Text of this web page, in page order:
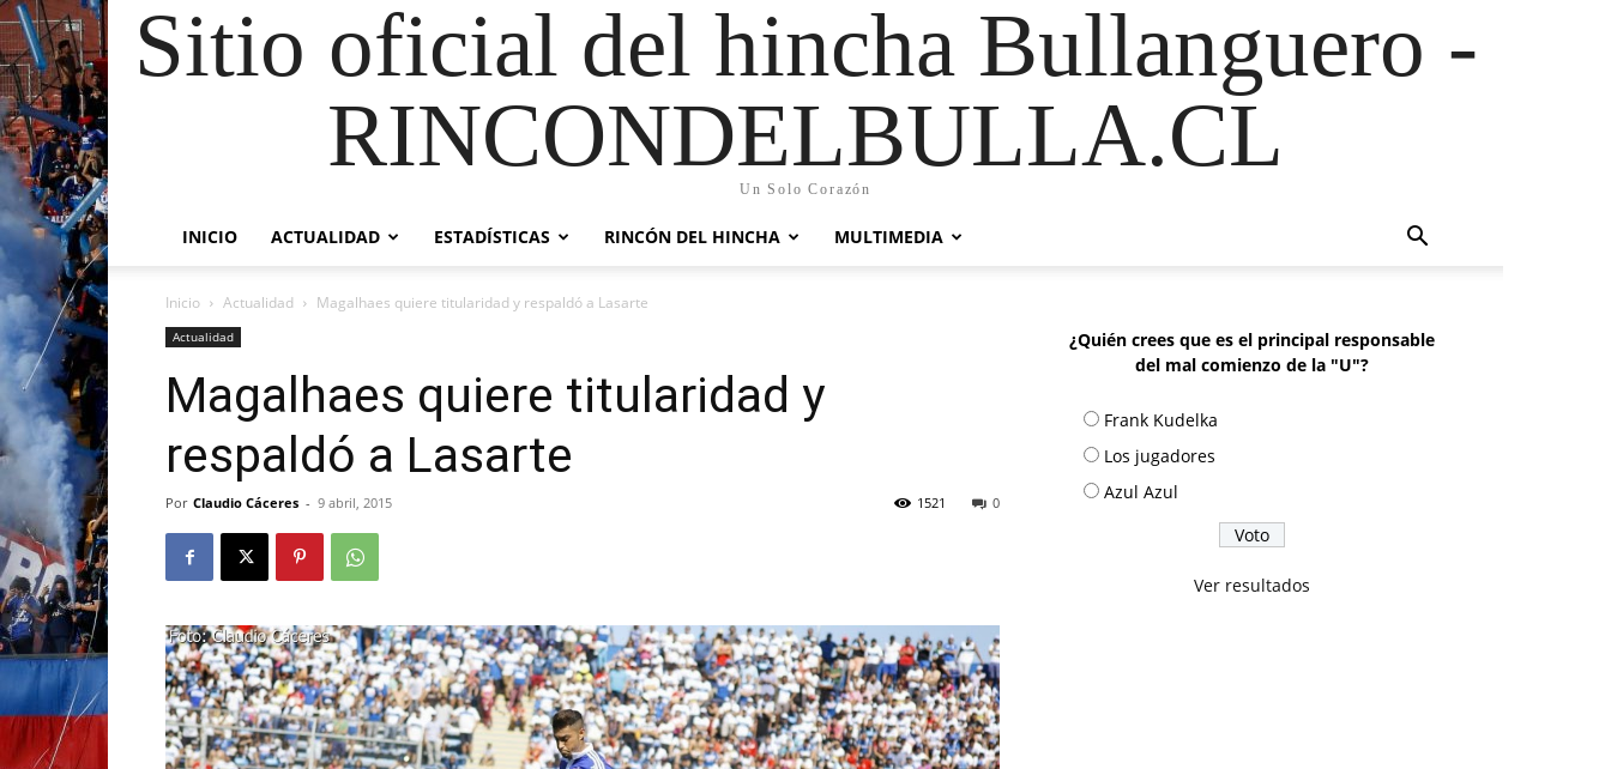
Sitio oficial del hincha Bullanguero -
RINCONDELBULLA.CL
Un Solo Corazón
INICIO ACTUALIDAD ESTADÍSTICAS RINCÓN DEL HINCHA MULTIMEDIA
Inicio Actualidad Magalhaes quiere titularidad y respaldó a Lasarte
Actualidad
Magalhaes quiere titularidad y
respaldó a Lasarte
Por Claudio Cáceres - 9 abril, 2015 0
1521
¿Quién crees que es el principal responsable
del mal comienzo de la "U"?
Frank Kudelka
Los jugadores
Azul Azul
Ver resultados